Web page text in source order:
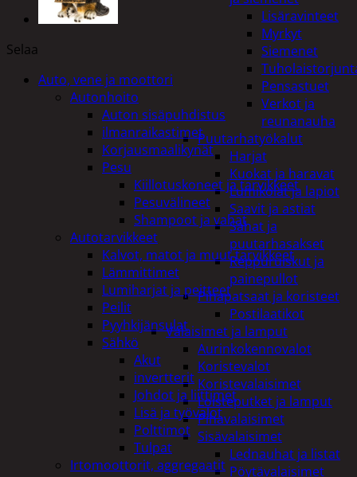
Lisäravinteet
Myrkyt
Siemenet
Pensastuet
Verkot ja
reunanauha
Puutarhatyökalut
Harjat
Kuokat ja haravat
Lumikolat ja lapiot
Saavit ja astiat
Sahat ja
puutarhasakset
Reppuruiskut ja
painepullot
Pihapatsaat ja koristeet
Postilaatikot
Valaisimet ja lamput
Aurinkokennovalot
Koristevalot
Koristevalaisimet
Loisteputket ja lamput
Pihavalaisimet
Sisävalaisimet
Lednauhat ja listat
Pöytävalaisimet
Selaa
Auto, vene ja moottori
Autonhoito
Auton sisäpuhdistus
ilmanraikastimet
Korjausmaalikynät
Pesu
Kiillotuskoneet ja tarvikkeet
Pesuvälineet
Shampoot ja vahat
Autotarvikkeet
Kalvot, matot ja muut tarvikkeet
Lämmittimet
Lumiharjat ja peitteet
Peilit
Pyyhkijänsulat
Sähkö
Akut
invertterit
Johdot ja liittimet
Lisä ja työvalot
Polttimot
Tulpat
Irtomoottorit, aggregaatit